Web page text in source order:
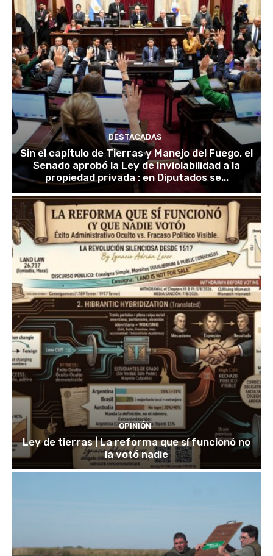
DESTACADAS
Sin el capítulo de Tierras y Manejo del Fuego, el
Senado aprobó la Ley de Inviolabilidad a la
propiedad privada : en Diputados se...
OPINIÓN
Ley de tierras | La reforma que sí funcionó no
la votó nadie